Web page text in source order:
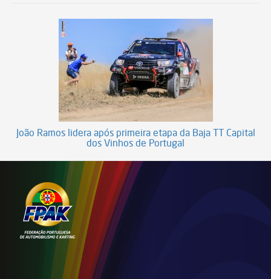
João Ramos lidera após primeira etapa da Baja TT Capital
dos Vinhos de Portugal